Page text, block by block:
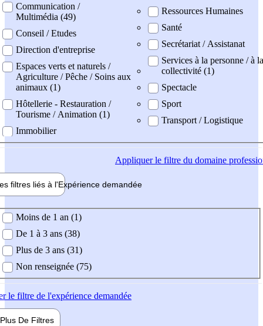
Communication /
Multimédia (49)
Conseil / Etudes
Direction d'entreprise
Espaces verts et naturels /
Agriculture / Pêche / Soins aux
animaux (1)
Hôtellerie - Restauration /
Tourisme / Animation (1)
Immobilier
Ressources Humaines
Santé
Secrétariat / Assistanat
Services à la personne / à la
collectivité (1)
Spectacle
Sport
Transport / Logistique
Appliquerle filtre du domaine
filtres liés à l'Expérience demandée
demandée
Moins de 1 an (1)
De 1 à 3 ans (38)
Plus de 3 ans (31)
Non renseignée (75)
le filtre de l'expérience demandée
Plus De Filtres